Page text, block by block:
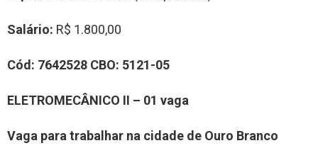
Salário: R$ 1.800,00
Cód: 7642528 CBO: 5121-05
ELETROMECÂNICO II – 01 vaga
Vaga para trabalhar na cidade de Ouro Branco